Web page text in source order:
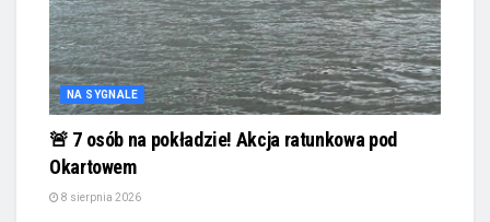
NA SYGNALE
🚨 7 osób na pokładzie! Akcja ratunkowa pod
Okartowem
8 sierpnia 2026